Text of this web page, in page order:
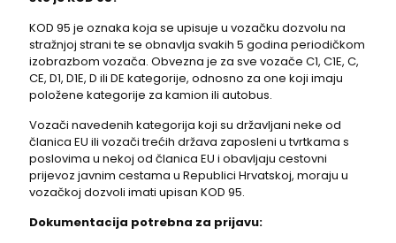
KOD 95 je oznaka koja se upisuje u vozačku dozvolu na
stražnjoj strani te se obnavlja svakih 5 godina periodičkom
izobrazbom vozača. Obvezna je za sve vozače C1, C1E, C,
CE, D1, D1E, D ili DE kategorije, odnosno za one koji imaju
položene kategorije za kamion ili autobus.
Vozači navedenih kategorija koji su državljani neke od
članica EU ili vozači trećih država zaposleni u tvrtkama s
poslovima u nekoj od članica EU i obavljaju cestovni
prijevoz javnim cestama u Republici Hrvatskoj, moraju u
vozačkoj dozvoli imati upisan KOD 95.
Dokumentacija potrebna za prijavu: